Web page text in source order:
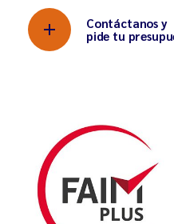
Contáctanos y
pide tu